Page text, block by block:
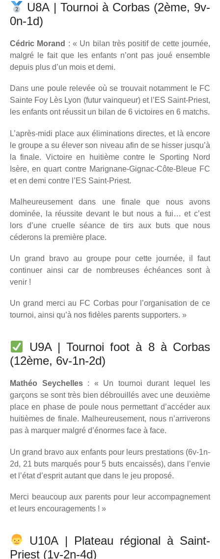
U8A | Tournoi à Corbas (2ème, 9v-
0n-1d)
Cédric Morand : « Un bilan très positif de cette journée,
malgré le fait que les enfants n’ont pas joué ensemble
depuis plus d’un mois et demi.
Dans une poule relevée où se trouvait notamment le FC
Sainte Foy Lès Lyon (futur vainqueur) et l’ES Saint-Priest,
les enfants ont réussit un bilan de 6 victoires en 6 matchs.
L’après-midi place aux éliminations directes, et là encore
le groupe a su élever son niveau afin de se hisser jusqu’à
la finale. Victoire en huitième contre le Sporting Nord
Isère, en quart contre Marignane-Gignac-Côte-Bleue FC
et en demi contre l’ES Saint-Priest.
Malheureusement dans une finale que nous avons
dominée, la réussite devant le but nous a fui… et c’est
lors d’une cruelle séance de tirs aux buts que nous
céderons la première place.
Un grand bravo au groupe pour cette journée, il faut
continuer ainsi car de nombreuses échéances sont à
venir !
Un grand merci au FC Corbas pour l’organisation de ce
tournoi, ainsi qu’à nos fidèles parents supporters. »
U9A | Tournoi foot à 8 à Corbas
(12ème, 6v-1n-2d)
Mathéo Seychelles : « Un tournoi durant lequel les
garçons se sont très bien débrouillés avec une deuxième
place en phase de poule nous permettant d’accéder aux
huitièmes de finale. Malheureusement, nous n’arriverons
pas à marquer malgré d’énormes face à face.
Un grand bravo aux enfants pour leurs prestations (6v-1n-
2d, 21 buts marqués pour 5 buts encaissés), dans l’envie
et l’état d’esprit autant que dans le jeu proposé.
Merci beaucoup aux parents pour leur accompagnement
et leurs encouragements ! »
U10A | Plateau régional à Saint-
Priest (1v-2n-4d)